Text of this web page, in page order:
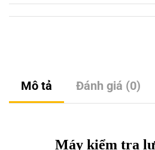
Mô tả Đánh giá (0)
Máy kiểm tra